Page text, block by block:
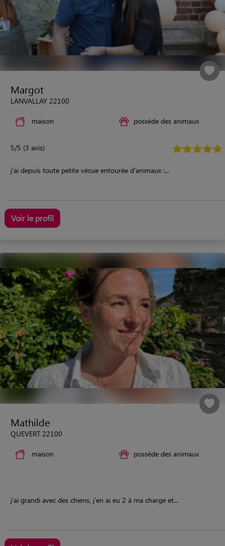
Margot
LANVALLAY 22100
maison possède des animaux
5/5 (3 avis)
j'ai depuis toute petite vécue entourée d'animaux :...
Voir le profil
Mathilde
QUEVERT 22100
maison possède des animaux
j'ai grandi avec des chiens, j'en ai eu 2 à ma charge et...